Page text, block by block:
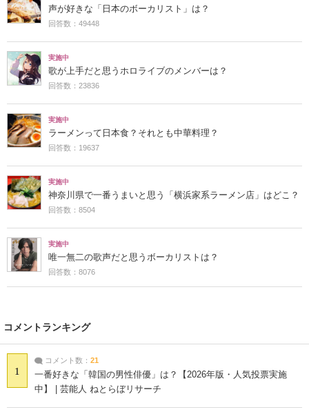
声が好きな「日本のボーカリスト」は？
回答数：49448
実施中
歌が上手だと思うホロライブのメンバーは？
回答数：23836
実施中
ラーメンって日本食？それとも中華料理？
回答数：19637
実施中
神奈川県で一番うまいと思う「横浜家系ラーメン店」はどこ？
回答数：8504
実施中
唯一無二の歌声だと思うボーカリストは？
回答数：8076
コメントランキング
1
コメント数： 21
一番好きな「韓国の男性俳優」は？【2026年版・人気投票実施
中】 | 芸能人 ねとらぼリサーチ